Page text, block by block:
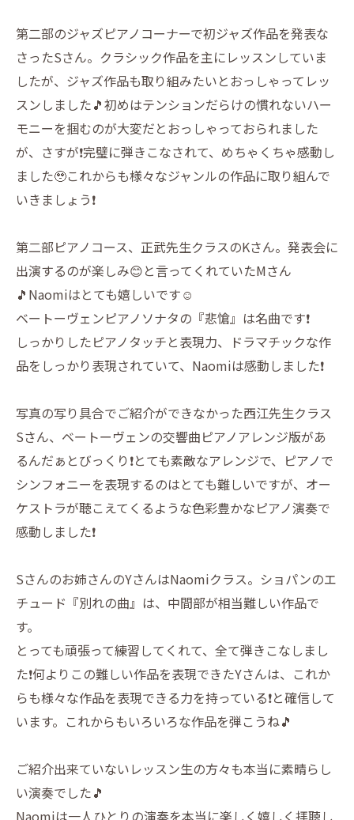
第二部のジャズピアノコーナーで初ジャズ作品を発表な
さったSさん。クラシック作品を主にレッスンしていま
したが、ジャズ作品も取り組みたいとおっしゃってレッ
スンしました🎵初めはテンションだらけの慣れないハー
モニーを掴むのが大変だとおっしゃっておられました
が、さすが❗️完璧に弾きこなされて、めちゃくちゃ感動し
ました🥹これからも様々なジャンルの作品に取り組んで
いきましょう❗️
第二部ピアノコース、正武先生クラスのKさん。発表会に
出演するのが楽しみ😊と言ってくれていたMさん
🎵Naomiはとても嬉しいです☺️
ベートーヴェンピアノソナタの『悲愴』は名曲です❗️
しっかりしたピアノタッチと表現力、ドラマチックな作
品をしっかり表現されていて、Naomiは感動しました❗️
写真の写り具合でご紹介ができなかった西江先生クラス
Sさん、ベートーヴェンの交響曲ピアノアレンジ版があ
るんだぁとびっくり❗️とても素敵なアレンジで、ピアノで
シンフォニーを表現するのはとても難しいですが、オー
ケストラが聴こえてくるような色彩豊かなピアノ演奏で
感動しました❗️
Sさんのお姉さんのYさんはNaomiクラス。ショパンのエ
チュード『別れの曲』は、中間部が相当難しい作品で
す。
とっても頑張って練習してくれて、全て弾きこなしまし
た❗️何よりこの難しい作品を表現できたYさんは、これか
らも様々な作品を表現できる力を持っている❗️と確信して
います。これからもいろいろな作品を弾こうね🎵
ご紹介出来ていないレッスン生の方々も本当に素晴らし
い演奏でした🎵
Naomiは一人ひとりの演奏を本当に楽しく嬉しく拝聴し